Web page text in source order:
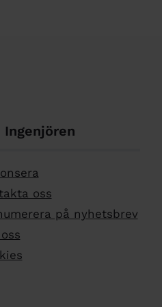
Ingenjören
oss
på nyhetsbrev